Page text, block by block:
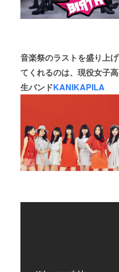
音楽祭のラストを盛り上げ
てくれるのは、現役女子高
生バンドKANIKAPILA